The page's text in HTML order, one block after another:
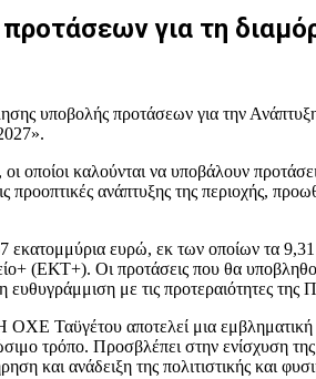
για τη
υποβολής προτάσεων για την
καλούνται να υποβάλουν
προοπτικές ανάπτυξης της περιοχής,
εκατομμύρια ευρώ, εκ των οποίων τα
(ΕΚΤ+). Οι προτάσεις που θα
με τις προτεραιότητες
αποτελεί μια εμβληματική
τρόπο. Προσβλέπει στην ενίσχυση
και ανάδειξη της πολιτιστικής και